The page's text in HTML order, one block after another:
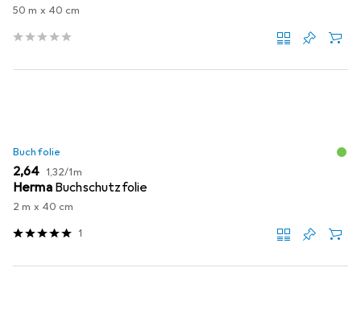
50 m x 40 cm
Buchfolie
EUR
2,64 EUR
1,32/1m
Herma Buchschutzfolie
2 m x 40 cm
1